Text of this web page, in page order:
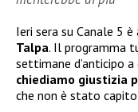
Ieri sera su Canale 5
Talpa. Il programma
settimane d’anticipo
chiediamo giustizia
che non è stato